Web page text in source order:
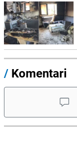
/ Komentari